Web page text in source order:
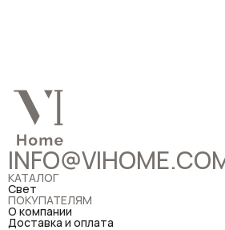
КАТАЛОГ
Свет
ПОКУПАТЕЛЯМ
О компании
Доставка и оплата